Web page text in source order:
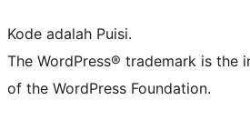
Kode adalah Puisi.
The WordPress® trademark is the
of the WordPress Foundation.